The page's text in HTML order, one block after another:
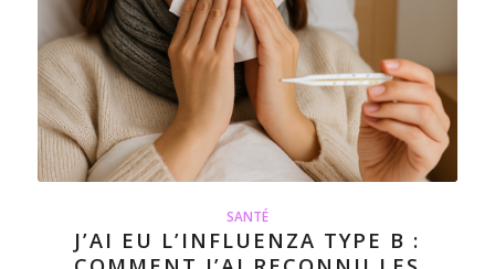
SANTÉ
J’AI EU L’INFLUENZA TYPE B :